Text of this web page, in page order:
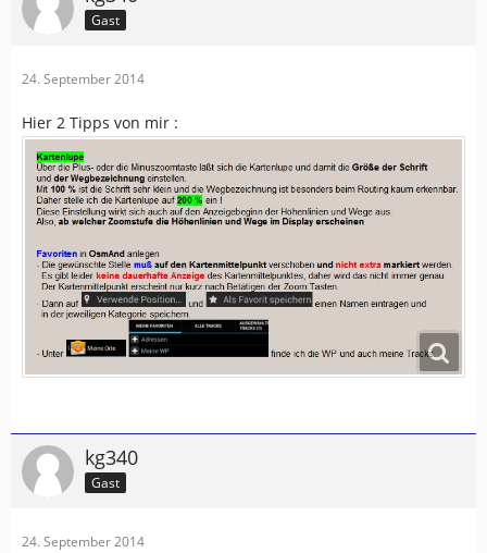
Gast
24. September 2014
Hier 2 Tipps von mir :
kg340
Gast
24. September 2014